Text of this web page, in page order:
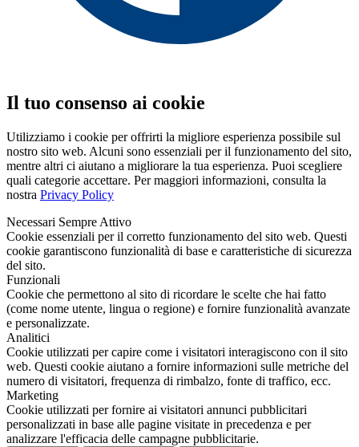
Il tuo consenso ai cookie
Utilizziamo i cookie per offrirti la migliore esperienza possibile sul
nostro sito web. Alcuni sono essenziali per il funzionamento del sito,
mentre altri ci aiutano a migliorare la tua esperienza. Puoi scegliere
quali categorie accettare. Per maggiori informazioni, consulta la
nostra Privacy Policy
Necessari Sempre Attivo
Cookie essenziali per il corretto funzionamento del sito web. Questi
cookie garantiscono funzionalità di base e caratteristiche di sicurezza
del sito.
Funzionali
Cookie che permettono al sito di ricordare le scelte che hai fatto
(come nome utente, lingua o regione) e fornire funzionalità avanzate
e personalizzate.
Analitici
Cookie utilizzati per capire come i visitatori interagiscono con il sito
web. Questi cookie aiutano a fornire informazioni sulle metriche del
numero di visitatori, frequenza di rimbalzo, fonte di traffico, ecc.
Marketing
Cookie utilizzati per fornire ai visitatori annunci pubblicitari
personalizzati in base alle pagine visitate in precedenza e per
analizzare l'efficacia delle campagne pubblicitarie.